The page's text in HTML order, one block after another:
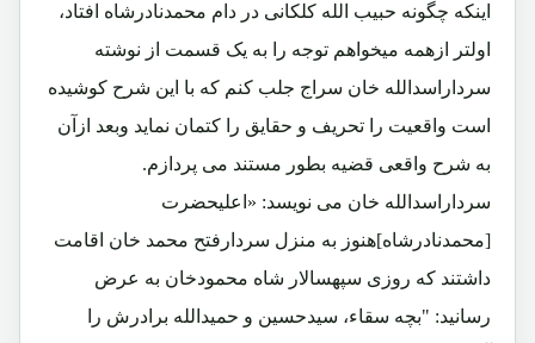
اینکه چگونه حبیب الله کلکانی در دام محمدنادرشاه افتاد،
اولتر ازهمه میخواهم توجه را به یک قسمت از نوشته
سرداراسدالله خان سراج جلب کنم که با این شرح کوشیده
است واقعیت را تحریف و حقایق را کتمان نماید وبعد ازآن
به شرح واقعی قضیه بطور مستند می پردازم.
سرداراسدالله خان می نویسد: «اعلیحضرت
[محمدنادرشاه]هنوز به منزل سردارفتح محمد خان اقامت
داشتند که روزی سپهسالار شاه محمودخان به عرض
رسانید: "بچه سقاء، سیدحسین و حمیدالله برادرش را